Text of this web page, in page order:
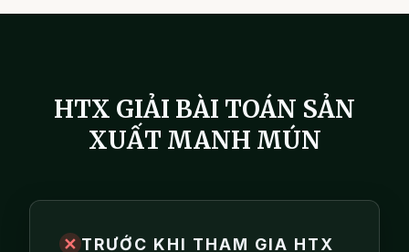
HTX GIẢI BÀI TOÁN SẢN
XUẤT MANH MÚN
✕ TRƯỚC KHI THAM GIA HTX